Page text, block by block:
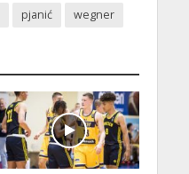
pjanić wegner